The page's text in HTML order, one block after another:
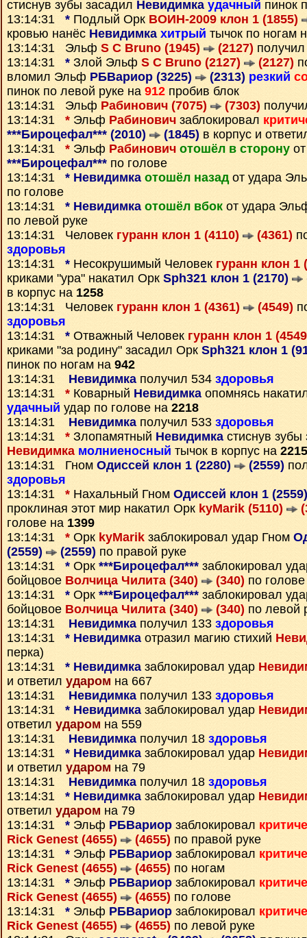
стиснув зубы засадил Невидимка удачный пинок
13:14:31 * Подлый Орк ВОИН-2009 клон 1 (1855)
кровью нанёс Невидимка хитрый тычок по ногам
13:14:31 Эльф S C Bruno (1945) (2127)
13:14:31 * Злой Эльф S C Bruno (2127) (2127)
вломил Эльф РБВариор (3225) (2313) резкий
пинок по левой руке на 912 пробив блок
13:14:31 Эльф Рабинович (7075) (7303)
13:14:31 * Эльф Рабинович заблокировал
***Бироцефал*** (2010)
(1845) в корпус и
13:14:31 * Эльф Рабинович отошёл в сторону
***Бироцефал*** по голове
13:14:31 * Невидимка отошёл назадот удара
по голове
13:14:31 * Невидимка отошёл вбок от удара
по левой руке
13:14:31 Человек гуранн клон 1 (4110) (4361)
здоровья
13:14:31 * Несокрушимый Человек гуранн клон 1
криками "ура" накатил Орк Sph321 клон 1 (2170)
в корпус на 1258
13:14:31 Человек гуранн клон 1 (4361) (4549)
здоровья
13:14:31 * Отважный Человек гуранн клон 1
криками "за родину" засадил Орк Sph321 клон 1
пинок по ногам на 942
13:14:31 Невидимкаполучил 534 здоровья
13:14:31 * Коварный Невидимкаопомнясь
удачный удар по голове на 2218
13:14:31 Невидимкаполучил 533 здоровья
13:14:31 * Злопамятный Невидимка стиснув зубы
Невидимка молниеносный тычок в корпус на 2215
13:14:31 Гном Одиссей клон 1 (2280) (2559)
здоровья
13:14:31 * Нахальный Гном Одиссей клон 1
проклиная этот мир накатил Орк kyMarik (5110)
голове на 1399
13:14:31 * Орк kyMarik заблокировал удар Гном
(2559)
(2559) по правой руке
13:14:31 * Орк ***Бироцефал*** заблокировал
бойцовое Волчица Чилита (340) (340) по голове
13:14:31 * Орк ***Бироцефал*** заблокировал
бойцовое Волчица Чилита (340) (340) по левой
13:14:31 Невидимкаполучил 133 здоровья
13:14:31 * Невидимкаотразил магию стихий
перка)
13:14:31 * Невидимказаблокировал удар
и ответил ударом на 667
13:14:31 Невидимкаполучил 133 здоровья
13:14:31 * Невидимка заблокировал удар
ответил ударом на 559
13:14:31 Невидимкаполучил 18 здоровья
13:14:31 * Невидимказаблокировал удар
и ответил ударом на 79
13:14:31 Невидимка получил 18 здоровья
13:14:31 * Невидимказаблокировал удар
ответил ударом на 79
13:14:31 * Эльф РБВариор заблокировал
Rick Genest (4655)
(4655) по правой руке
13:14:31 * Эльф РБВариор заблокировал
Rick Genest (4655)
(4655) по ногам
13:14:31 * Эльф РБВариор заблокировал
Rick Genest (4655)
(4655) по голове
13:14:31 * Эльф РБВариор заблокировал
Rick Genest (4655)
(4655) по левой руке